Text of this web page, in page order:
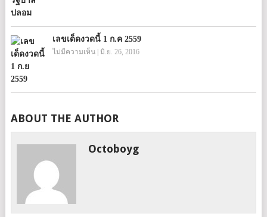
เลขเด็ดงวดนี้ 1 ก.ค 2559
ไม่มีความเห็น| มิ.ย. 26, 2016
ABOUT THE AUTHOR
Octoboyg